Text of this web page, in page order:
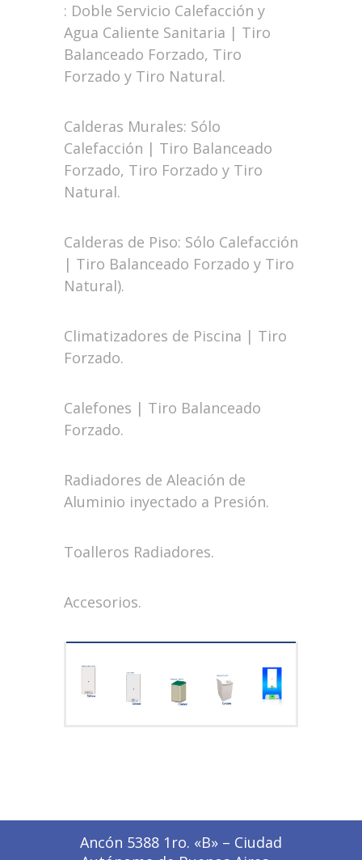
: Doble Servicio Calefacción y
Agua Caliente Sanitaria | Tiro
Balanceado Forzado, Tiro
Forzado y Tiro Natural.
Calderas Murales: Sólo
Calefacción | Tiro Balanceado
Forzado, Tiro Forzado y Tiro
Natural.
Calderas de Piso: Sólo Calefacción
| Tiro Balanceado Forzado y Tiro
Natural).
Climatizadores de Piscina | Tiro
Forzado.
Calefones | Tiro Balanceado
Forzado.
Radiadores de Aleación de
Aluminio inyectado a Presión.
Toalleros Radiadores.
Accesorios.
Ancón 5388 1ro. «B» – Ciudad